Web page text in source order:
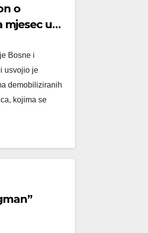
o
mjesec u
Bosne i
usvojio je
demobiliziranih
kojima se